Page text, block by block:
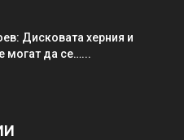
Дисковата херния и
могат да се…...